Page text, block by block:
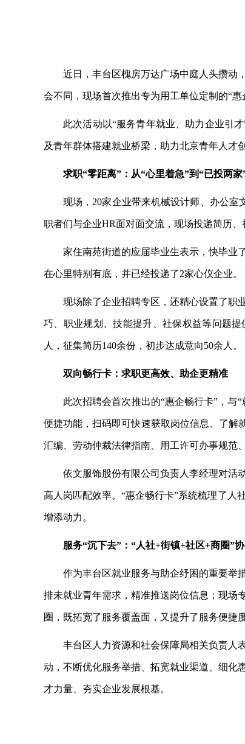
近日，丰台区槐房万达广场中庭人头攒动
会不同，现场首次推出专为用工单位定制的“
此次活动以“服务青年就业、助力企业引
及青年群体搭建就业桥梁，助力北京青年人才
求职“零距离”：从“心里着急”到“已投两家
现场， 20家企业带来机械设计师、办公室
职者们与企业HR面对面交流，现场投递简历
家住南苑街道的应届毕业生表示，快毕业
在心里特别有底，并已经投递了2家心仪企业。
现场除了企业招聘专区，还精心设置了职
巧、职业规划、技能提升、社保权益等问题提
人，征集简历140余份，初步达成意向50余人。
双向畅行卡：求职更高效、助企更精准
此次招聘会首次推出的“惠企畅行卡”，与
便捷功能，扫码即可快速获取岗位信息、了解
汇编、劳动仲裁法律指南、用工许可办事规范
依文服饰股份有限公司负责人李经理对活
高人岗匹配效率。“惠企畅行卡”系统梳理了人
增添动力。
服务“沉下去”：“人社+街镇+社区+商圈”
作为丰台区就业服务与助企纾困的重要举
排未就业青年需求，精准推送岗位信息；现场
圈，既拓宽了服务覆盖面，又提升了服务便捷
丰台区人力资源和社会保障局相关负责人
动，不断优化服务举措、拓宽就业渠道、细化
才力量、夯实企业发展根基。